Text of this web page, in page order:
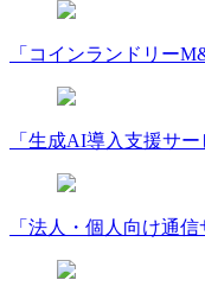
「コインランドリー
「生成AI導入支援サ
「法人・個人向け通